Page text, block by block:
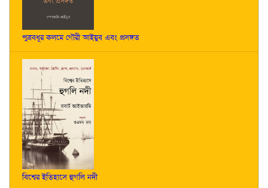
পুত্রবধূর কলমে গৌরী আইয়ুব এবং প্রসঙ্গত
বিশ্বের ইতিহাসে হুগলি নদী